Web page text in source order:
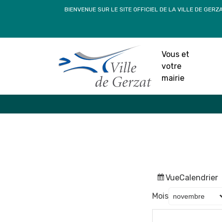
BIENVENUE SUR LE SITE OFFICIEL DE LA VILLE DE
Vous et
votre
mairie
VueCalendrier
Mois